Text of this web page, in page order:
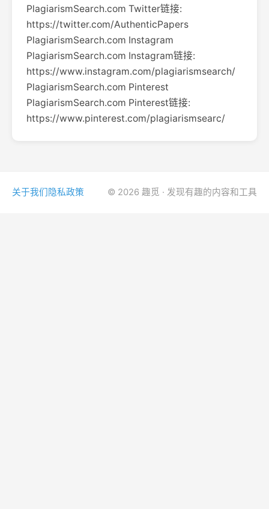
PlagiarismSearch.com Twitter链接:
https://twitter.com/AuthenticPapers
PlagiarismSearch.com Instagram
PlagiarismSearch.com Instagram链接:
https://www.instagram.com/plagiarismsearch/
PlagiarismSearch.com Pinterest
PlagiarismSearch.com Pinterest链接:
https://www.pinterest.com/plagiarismsearc/
关于我们 隐私政策 © 2026 趣觅 · 发现有趣的内容和工具